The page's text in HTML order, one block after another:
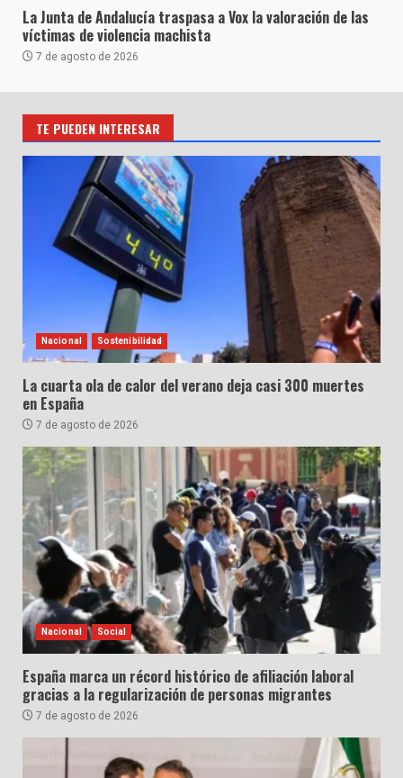
La Junta de Andalucía traspasa a Vox la valoración de las
víctimas de violencia machista
7 de agosto de 2026
TE PUEDEN INTERESAR
Nacional Sostenibilidad
La cuarta ola de calor del verano deja casi 300 muertes
en España
7 de agosto de 2026
Nacional Social
España marca un récord histórico de afiliación laboral
gracias a la regularización de personas migrantes
7 de agosto de 2026